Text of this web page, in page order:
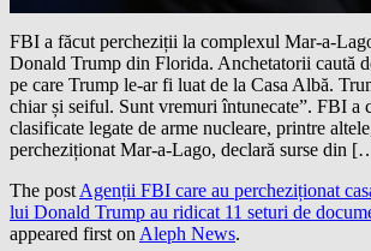
FBI a făcut percheziții la complexul Mar-a-
Donald Trump din Florida. Anchetatorii caută
pe care Trump le-ar fi luat de la Casa Albă.
chiar și seiful. Sunt vremuri întunecate”. FBI a
clasificate legate de arme nucleare, printre
percheziționat Mar-a-Lago, declară surse din
The post Agenții FBI care au percheziționat
lui Donald Trump au ridicat 11 seturi de
appeared first on Aleph News.